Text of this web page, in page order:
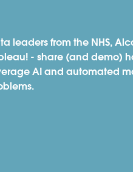
leaders from the NHS,
- share (and demo)
AI and automated